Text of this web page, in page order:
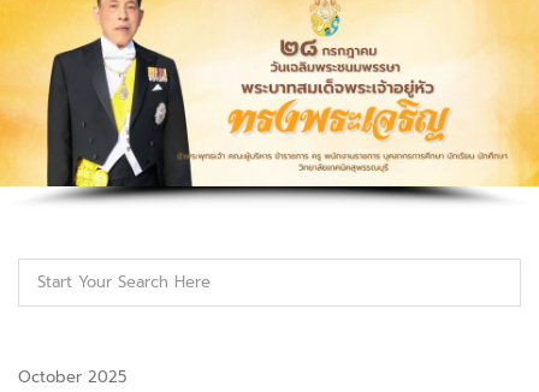
October 2025